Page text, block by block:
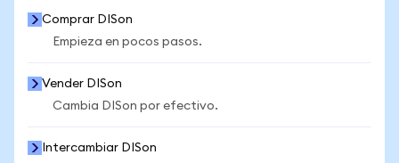
Comprar DISon
Empieza en pocos pasos.
Vender DISon
Cambia DISon por efectivo.
Intercambiar DISon